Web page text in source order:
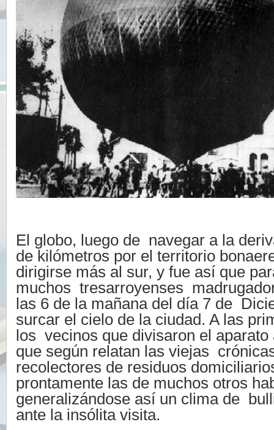
El globo, luego de navegar a la
de kilómetros por el territorio
dirigirse más al sur, y fue así que
muchos tresarroyenses
las 6 de la mañana del día 7 de
surcar el cielo de la ciudad. A las
los vecinos que divisaron el aparato
que según relatan las viejas
recolectores de residuos
prontamente las de muchos otros
generalizándose así un clima de
ante la insólita visita.